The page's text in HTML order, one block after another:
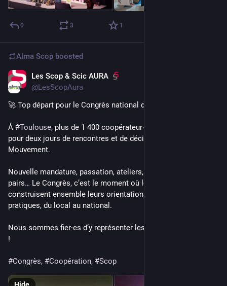
0 3 1
Alma Scop boosted
Les Scop & Scic AURA
@LesScopAura
🚀 Top départ pour le Congrès national des Scop et des Scic !
À #Toulouse, plus de 1 400 coopérateur·rices sont réuni·es
pour deux jours de rencontres et de décisions pour l’avenir du
Mouvement.
Nouvelle mandature, passation, ateliers, échanges entre
pairs… Le Congrès, c’est le moment où les coopératives
construisent ensemble leurs orientations et partagent leurs
pratiques, du local au national.
Nous sommes fier·es d’y représenter les coopératives d’AuRA
!
#Congrès, #Coopération, #Scop
Hide